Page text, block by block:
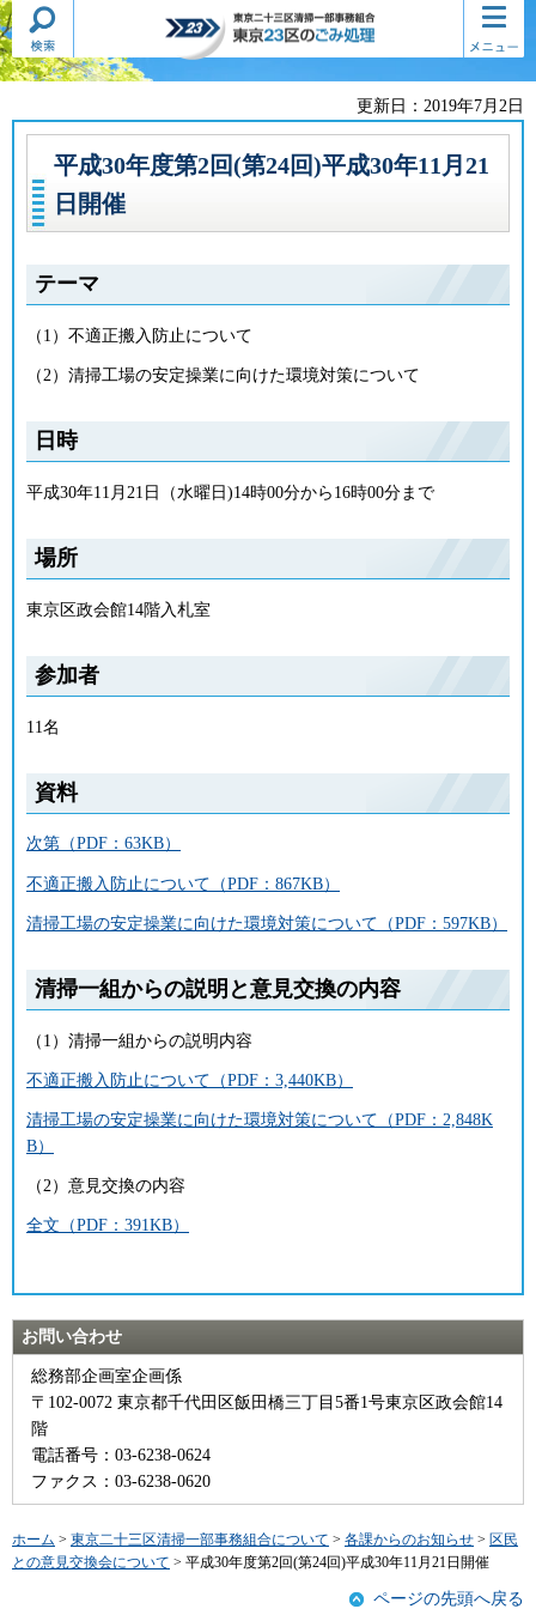
東京二十三区清掃一部事務組合
東京23区のごみ処理
検索・
共通メ
ニュー
コンテ
ンツメ
ニュー
更新日：2019年7月2日
平成30年度第2回(第24回)平成30年11月21
日開催
テーマ
（1）不適正搬入防止について
（2）清掃工場の安定操業に向けた環境対策について
日時
平成30年11月21日（水曜日)14時00分から16時00分まで
場所
東京区政会館14階入札室
参加者
11名
資料
次第（PDF：63KB）
不適正搬入防止について（PDF：867KB）
清掃工場の安定操業に向けた環境対策について（PDF：597KB）
清掃一組からの説明と意見交換の内容
（1）清掃一組からの説明内容
不適正搬入防止について（PDF：3,440KB）
清掃工場の安定操業に向けた環境対策について（PDF：2,848K
B）
（2）意見交換の内容
全文（PDF：391KB）
お問い合わせ
総務部企画室企画係
〒102-0072 東京都千代田区飯田橋三丁目5番1号東京区政会館14
階
電話番号：03-6238-0624
ファクス：03-6238-0620
ホーム > 東京二十三区清掃一部事務組合について > 各課からのお知らせ > 区民
との意見交換会について > 平成30年度第2回(第24回)平成30年11月21日開催
ページの先頭へ戻る